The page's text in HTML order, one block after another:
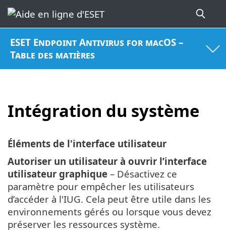
ESET Endpoint Antivirus for macOS –
Table des matières
Intégration du système
Éléments de l'interface utilisateur
Autoriser un utilisateur à ouvrir l’interface
utilisateur graphique – Désactivez ce
paramètre pour empêcher les utilisateurs
d’accéder à l'IUG. Cela peut être utile dans les
environnements gérés ou lorsque vous devez
préserver les ressources système.